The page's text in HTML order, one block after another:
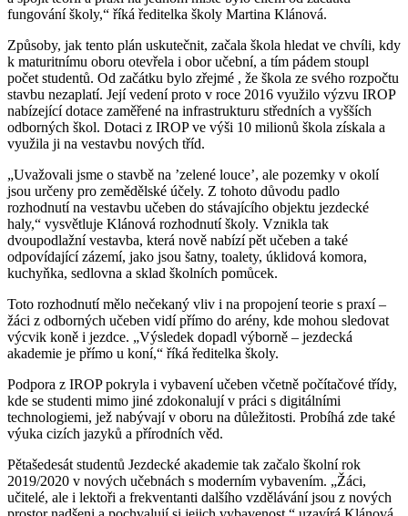
fungování školy,“ říká ředitelka školy Martina Klánová.
Způsoby, jak tento plán uskutečnit, začala škola hledat ve chvíli, kdy
k maturitnímu oboru otevřela i obor učební, a tím pádem stoupl
počet studentů. Od začátku bylo zřejmé , že škola ze svého rozpočtu
stavbu nezaplatí. Její vedení proto v roce 2016 využilo výzvu IROP
nabízející dotace zaměřené na infrastrukturu středních a vyšších
odborných škol. Dotaci z IROP ve výši 10 milionů škola získala a
využila ji na vestavbu nových tříd.
„Uvažovali jsme o stavbě na ’zelené louce’, ale pozemky v okolí
jsou určeny pro zemědělské účely. Z tohoto důvodu padlo
rozhodnutí na vestavbu učeben do stávajícího objektu jezdecké
haly,“ vysvětluje Klánová rozhodnutí školy. Vznikla tak
dvoupodlažní vestavba, která nově nabízí pět učeben a také
odpovídající zázemí, jako jsou šatny, toalety, úklidová komora,
kuchyňka, sedlovna a sklad školních pomůcek.
Toto rozhodnutí mělo nečekaný vliv i na propojení teorie s praxí –
žáci z odborných učeben vidí přímo do arény, kde mohou sledovat
výcvik koně i jezdce. „Výsledek dopadl výborně – jezdecká
akademie je přímo u koní,“ říká ředitelka školy.
Podpora z IROP pokryla i vybavení učeben včetně počítačové třídy,
kde se studenti mimo jiné zdokonalují v práci s digitálními
technologiemi, jež nabývají v oboru na důležitosti. Probíhá zde také
výuka cizích jazyků a přírodních věd.
Pětašedesát studentů Jezdecké akademie tak začalo školní rok
2019/2020 v nových učebnách s moderním vybavením. „Žáci,
učitelé, ale i lektoři a frekventanti dalšího vzdělávání jsou z nových